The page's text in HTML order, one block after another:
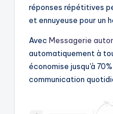
réponses répétitives
et ennuyeuse pour un
Avec Messagerie
automatiquement à
économise jusqu'à
communication